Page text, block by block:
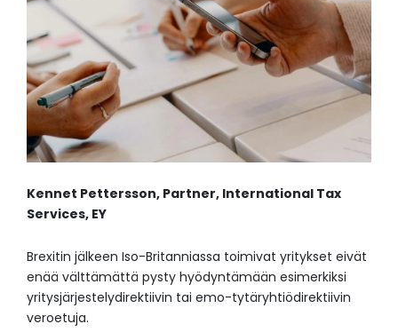
Kennet Pettersson, Partner, International Tax
Services, EY
Brexitin jälkeen Iso-Britanniassa toimivat yritykset eivät
enää välttämättä pysty hyödyntämään esimerkiksi
yritysjärjestelydirektiivin tai emo-tytäryhtiödirektiivin
veroetuja.